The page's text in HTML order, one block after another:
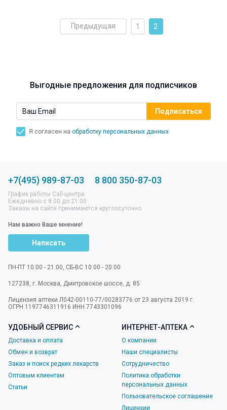
Предыдущая 1 2
Выгодные предложения для подписчиков
Я согласен на обработку персональных данных
+7(495) 989-87-03 8 800 350-87-03
График работы Call-центра:
Ежедневно с 8:00 до 21:00
Заказы на сайте принимаются круглосуточно
Нам важно Ваше мнение!
Написать
ПН-ПТ 10:00 - 21:00, СБ-ВС 10:00 - 20:00
127238, г. Москва, Дмитровское шоссе, д. 85
Лицензия аптеки Л042-00110-77/00283776 от 23 августа 2019 г.
ОГРН 1197746311916 ИНН 7743301096
УДОБНЫЙ СЕРВИС
Доставка и оплата
Обмен и возврат
Заказ и поиск редких лекарств
Оптовым клиентам
Статьи
ИНТЕРНЕТ-АПТЕКА
О компании
Наши специалисты
Сотрудничество
Политика обработки
персональных данных
Пользовательское соглашение
Лицензии